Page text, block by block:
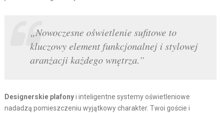
„Nowoczesne oświetlenie sufitowe to
kluczowy element funkcjonalnej i stylowej
aranżacji każdego wnętrza.”
Designerskie plafonyi inteligentne systemy oświetleniowe
nadadzą pomieszczeniu wyjątkowy charakter. Twoi goście i